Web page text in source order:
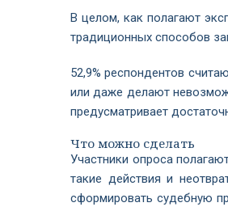
В целом, как полагают
традиционных способов
52,9% респондентов
или даже делают
предусматривает
Что можно сделать
Участники опроса
такие действия и
сформировать судебную